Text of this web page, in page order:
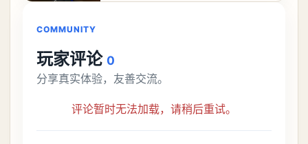
COMMUNITY
玩家评论 0
分享真实体验，友善交流。
评论暂时无法加载，请稍后重试。